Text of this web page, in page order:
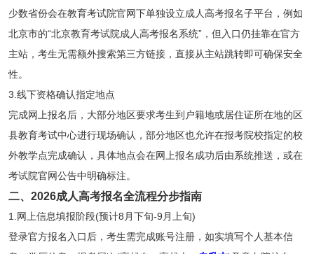
少数省份会在教育考试院官网下单独设立成人高考报名子平台，例如
北京市的“北京教育考试院成人高考报名系统”，但入口仍挂靠在官方
主站，考生无需额外搜索第三方链接，直接从主站跳转即可确保安全
性。
3.线下资格确认指定地点
完成网上报名后，大部分地区要求考生到户籍地或居住证所在地的区
县教育考试中心进行现场确认，部分地区也允许在报考院校指定的校
外教学点完成确认，具体地点会在网上报名成功后由系统推送，或在
考试院官网公告中明确标注。
二、2026成人高考报名全流程分步指南
1.网上信息填报阶段(预计8月下旬-9月上旬)
登录官方报名入口后，考生需完成账号注册，如实填写个人基本信